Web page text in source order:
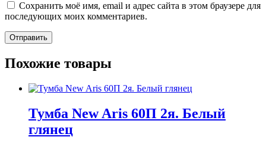
Сохранить моё имя, email и адрес сайта в этом браузере для
последующих моих комментариев.
Похожие товары
Тумба New Aris 60П 2я. Белый
глянец